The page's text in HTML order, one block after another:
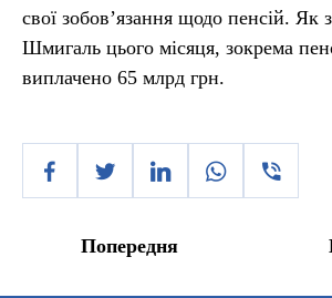
свої зобов’язання щодо пенсій. Як
Шмигаль цього місяця, зокрема
виплачено 65 млрд грн.
Попередня